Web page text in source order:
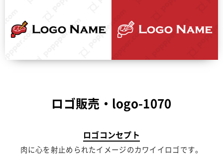
ロゴ販売・logo-1070
ロゴコンセプト
肉に心を射止められたイメージのカワイイロゴです。